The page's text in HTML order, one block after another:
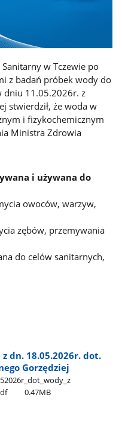
w Tczewie po
z badań próbek wody do
dniu 11.05.2026r. z
stwierdził, że woda w
i fizykochemicznym
Ministra Zdrowia
i używana do
owoców, warzyw,
zębów, przemywania
do celów sanitarnych,
dn. 18.05.2026r. dot.
Gorzędziej
0.47MB